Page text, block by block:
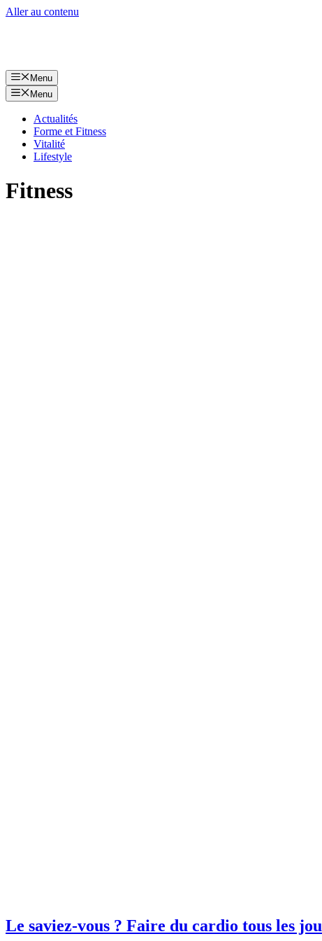
Aller au contenu
Menu
Menu
Actualités
Forme et Fitness
Vitalité
Lifestyle
Fitness
Le saviez-vous ? Faire du cardio tous les